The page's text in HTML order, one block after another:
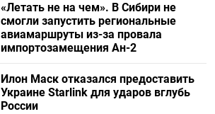
«Летать не на чем». В Сибири не
смогли запустить региональные
авиамаршруты из-за провала
импортозамещения Ан-2
Илон Маск отказался предоставить
Украине Starlink для ударов вглубь
России